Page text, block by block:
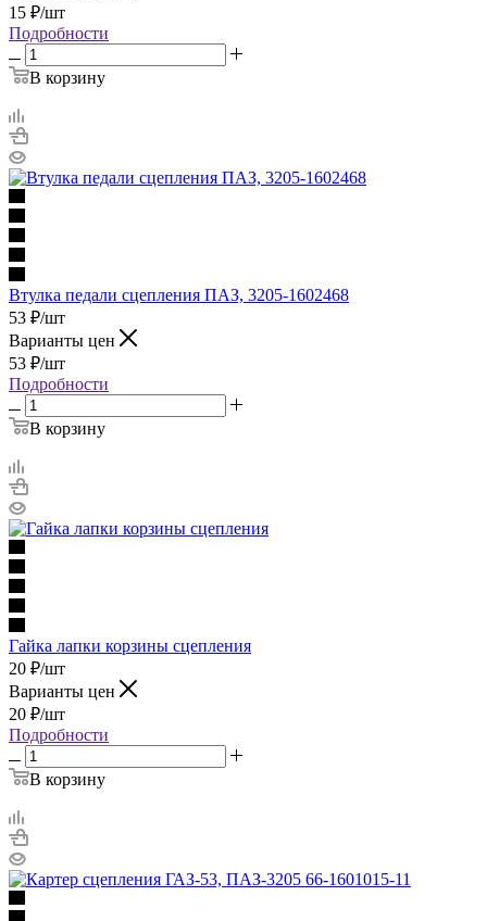
15 ₽/шт
Подробности
В корзину
Втулка педали сцепления ПАЗ, 3205-1602468
53 ₽/шт
Варианты цен
53 ₽/шт
Подробности
В корзину
Гайка лапки корзины сцепления
20 ₽/шт
Варианты цен
20 ₽/шт
Подробности
В корзину